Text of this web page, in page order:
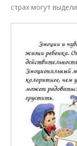
страх могут